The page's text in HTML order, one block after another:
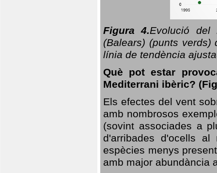
Figura 4.Evolució del
(Balears) (punts
línia de tendència
Què pot estar
Mediterrani ibèric?
Els efectes del vent
amb nombrosos
(sovint associades a
d'arribades d'ocells
espècies menys
amb major abundància